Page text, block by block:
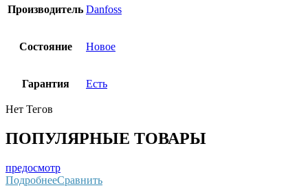
Производитель Danfoss
Состояние Новое
Гарантия Есть
Нет Тегов
ПОПУЛЯРНЫЕ ТОВАРЫ
предосмотр
ПодробнееСравнить